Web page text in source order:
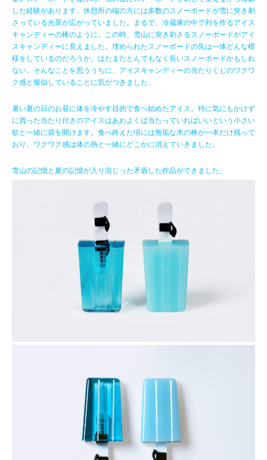
した経験があります。休憩所の端の方には多数のスノーボードが雪に突き刺
さっている光景が広がっていました。まるで、冷蔵庫の中で列を作るアイス
キャンディーの棒のように。この時、雪山に突き刺さるスノーボードがアイ
スキャンディーに見えました。埋められたスノーボードの先は一体どんな模
様をしているのだろうか。はたまたとんでもなく長いスノーボードかもしれ
ない。そんなことを思ううちに、アイスキャンディーの当たりくじのワクワ
ク感と擬似していることに気がつきました。
暑い夏の日のお昼に体を冷やす目的で食べ始めたアイス。特に気にもかけず
に買った当たり付きのアイスはあわよくば当たっていればいいという小さい
欲と一緒に袋を開けます。食べ終えた頃には無垢な木の棒が一本だけ残って
おり、ワクワク感は体の熱と一緒にどこかに消えていきました。
雪山の記憶と夏の記憶が入り混じった矛盾した作品ができました。